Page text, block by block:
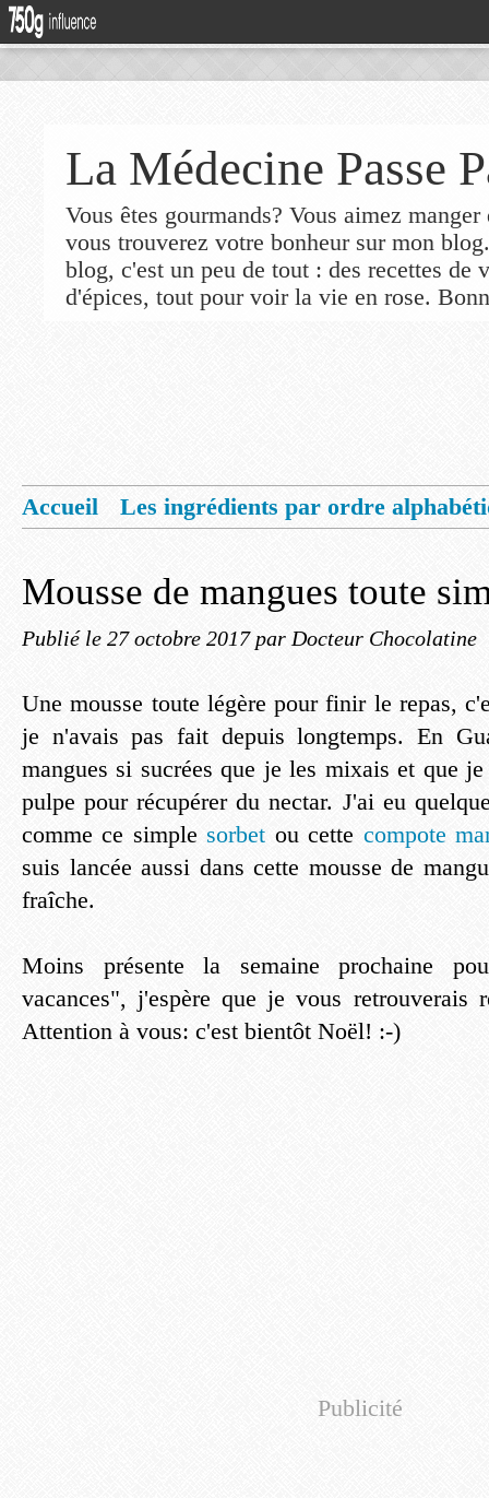
La Médecine Passe
Vous êtes gourmands? Vous aimez
vous trouverez votre bonheur sur mon
blog, c'est un peu de tout : des recettes de
d'épices, tout pour voir la vie en rose.
Accueil
Les ingrédients par ordre
Mousse de mangues toute
Publié le 27 octobre 2017 par Docteur Chocolatine
Une mousse toute légère pour finir le repas,
je n'avais pas fait depuis longtemps. En
mangues si sucrées que je les mixais et que
pulpe pour récupérer du nectar. J'ai eu
comme ce simple sorbet ou cette compote
suis lancée aussi dans cette mousse de
fraîche.
Moins présente la semaine prochaine
vacances", j'espère que je vous retrouverais
Attention à vous: c'est bientôt Noël! :-)
Publicité